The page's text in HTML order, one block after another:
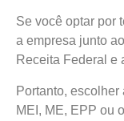
Se você optar por
a empresa junto
Receita Federal e
Portanto,
MEI, ME, EPP ou